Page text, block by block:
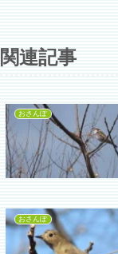
関連記事
おさんぽ
おさんぽ